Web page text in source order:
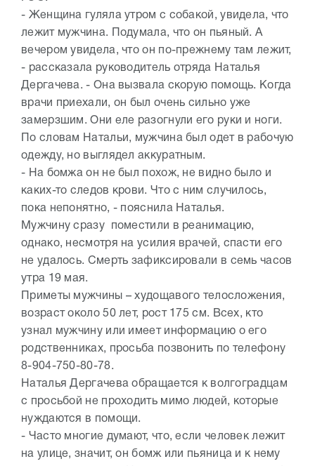
- Женщина гуляла утром с собакой, увидела, что
лежит мужчина. Подумала, что он пьяный. А
вечером увидела, что он по-прежнему там лежит,
- рассказала руководитель отряда Наталья
Дергачева. - Она вызвала скорую помощь. Когда
врачи приехали, он был очень сильно уже
замерзшим. Они еле разогнули его руки и ноги.
По словам Натальи, мужчина был одет в рабочую
одежду, но выглядел аккуратным.
- На бомжа он не был похож, не видно было и
каких-то следов крови. Что с ним случилось,
пока непонятно, - пояснила Наталья.
Мужчину сразу поместили в реанимацию,
однако, несмотря на усилия врачей, спасти его
не удалось. Смерть зафиксировали в семь часов
утра 19 мая.
Приметы мужчины – худощавого телосложения,
возраст около 50 лет, рост 175 см. Всех, кто
узнал мужчину или имеет информацию о его
родственниках, просьба позвонить по телефону
8-904-750-80-78.
Наталья Дергачева обращается к волгоградцам
с просьбой не проходить мимо людей, которые
нуждаются в помощи.
- Часто многие думают, что, если человек лежит
на улице, значит, он бомж или пьяница и к нему